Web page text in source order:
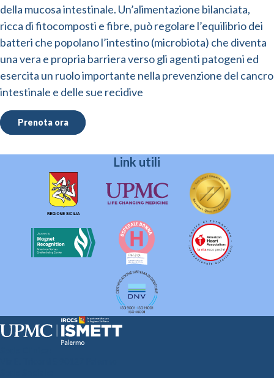
della mucosa intestinale. Un’alimentazione bilanciata,
ricca di fitocomposti e fibre, può regolare l’equilibrio dei
batteri che popolano l’intestino (microbiota) che diventa
una vera e propria barriera verso gli agenti patogeni ed
esercita un ruolo importante nella prevenzione del cancro
intestinale e delle sue recidive
Prenota ora
Link utili